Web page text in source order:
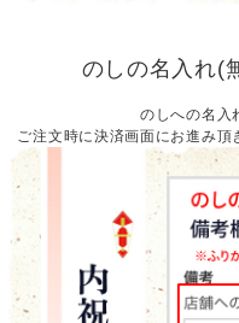
のしの名入れ(
のしへの名入
ご注文時に決済画面にお進み頂